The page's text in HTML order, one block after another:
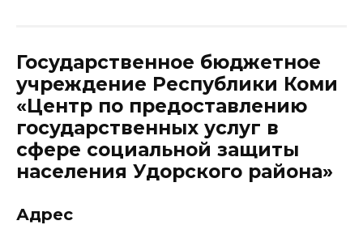
Государственное бюджетное
учреждение Республики Коми
«Центр по предоставлению
государственных услуг в
сфере социальной защиты
населения Удорского района»
Адрес